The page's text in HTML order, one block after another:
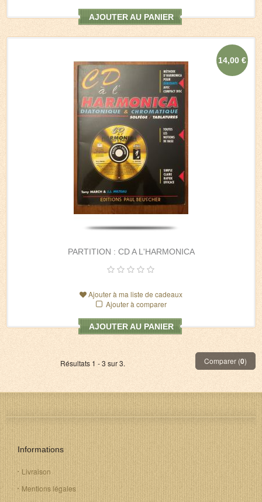
AJOUTER AU PANIER
PARTITION : CD A L'HARMONICA
14,00 €
Ajouter à ma liste de cadeaux
Ajouter à comparer
AJOUTER AU PANIER
Résultats 1 - 3 sur 3. Comparer (0)
Informations
Livraison
Mentions légales